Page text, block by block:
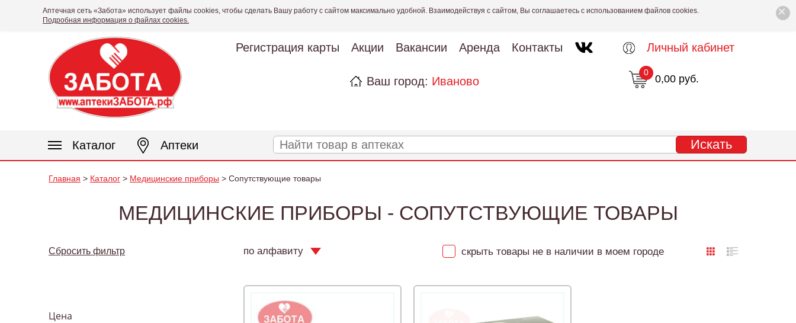
×
Аптечная сеть «Забота» использует файлы cookies, чтобы сделать Вашу работу с сайтом максимально удобной. Взаимодействуя с сайтом, Вы соглашаетесь с использованием файлов cookies.
Подробная информация о файлах cookies.
Регистрация карты Акции Вакансии Аренда Контакты
Ваш город: Иваново
Личный кабинет
0,00 руб.
0
Каталог Аптеки
Главная > Каталог > Медицинские приборы > Сопутствующие товары
МЕДИЦИНСКИЕ ПРИБОРЫ - СОПУТСТВУЮЩИЕ ТОВАРЫ
Сбросить фильтр
Цена
по алфавиту скрыть товары не в наличии в моем городе